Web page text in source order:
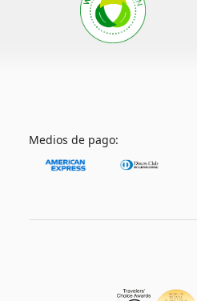
Medios de pago: